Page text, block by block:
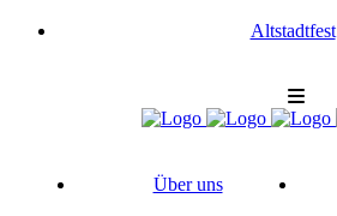
Alt­stadt­fest
Über uns